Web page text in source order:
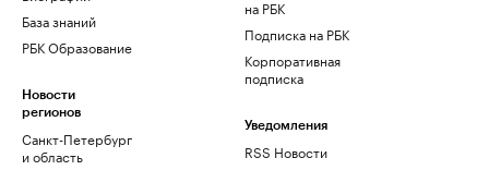
База знаний
РБК Образование
Новости
регионов
Санкт-Петербург
и область
на РБК
Подписка на РБК
Корпоративная
подписка
Уведомления
RSS Новости